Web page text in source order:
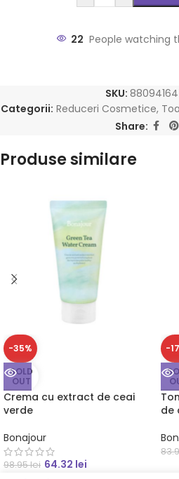
22 People watching
SKU:
Categorii: Reduceri Cosmetice,
Share:
Produse similare
-35%
SOLD
OUT
Crema cu extract de ceai
verde
Bonajour
98.95lei 64.32 lei
-
de